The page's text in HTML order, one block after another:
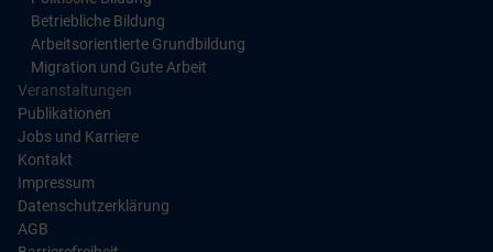
Betriebliche Bildung
Arbeitsorientierte Grundbildung
Migration und Gute Arbeit
Veranstaltungen
Publikationen
Jobs und Karriere
Kontakt
Impressum
Datenschutzerklärung
AGB